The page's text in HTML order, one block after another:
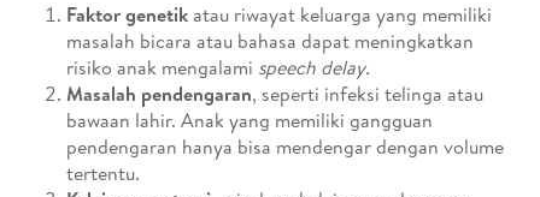
Faktor genetikatau riwayat keluarga yang memiliki
masalah bicara atau bahasa dapat meningkatkan
risiko anak mengalami speech delay.
Masalah pendengaran, seperti infeksi telinga atau
bawaan lahir. Anak yang memiliki gangguan
pendengaran hanya bisa mendengar dengan volume
tertentu.